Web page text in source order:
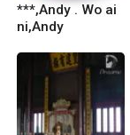
***,Andy . Wo ai
ni,Andy